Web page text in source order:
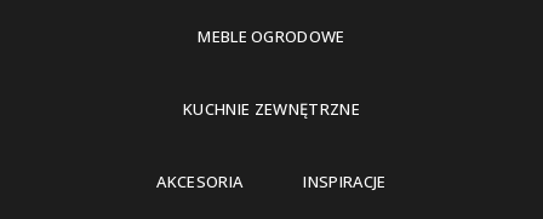
MEBLE OGRODOWE
KUCHNIE ZEWNĘTRZNE
AKCESORIA INSPIRACJE